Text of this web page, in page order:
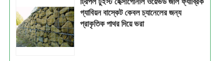
গ্যাবিয়ন বাস্কেট কেবল চ্যানেলের জন্য
প্রাকৃতিক পাথর দিয়ে ভরা